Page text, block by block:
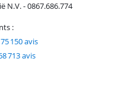
N.V. - 0867.686.774
:
75 150 avis
713 avis